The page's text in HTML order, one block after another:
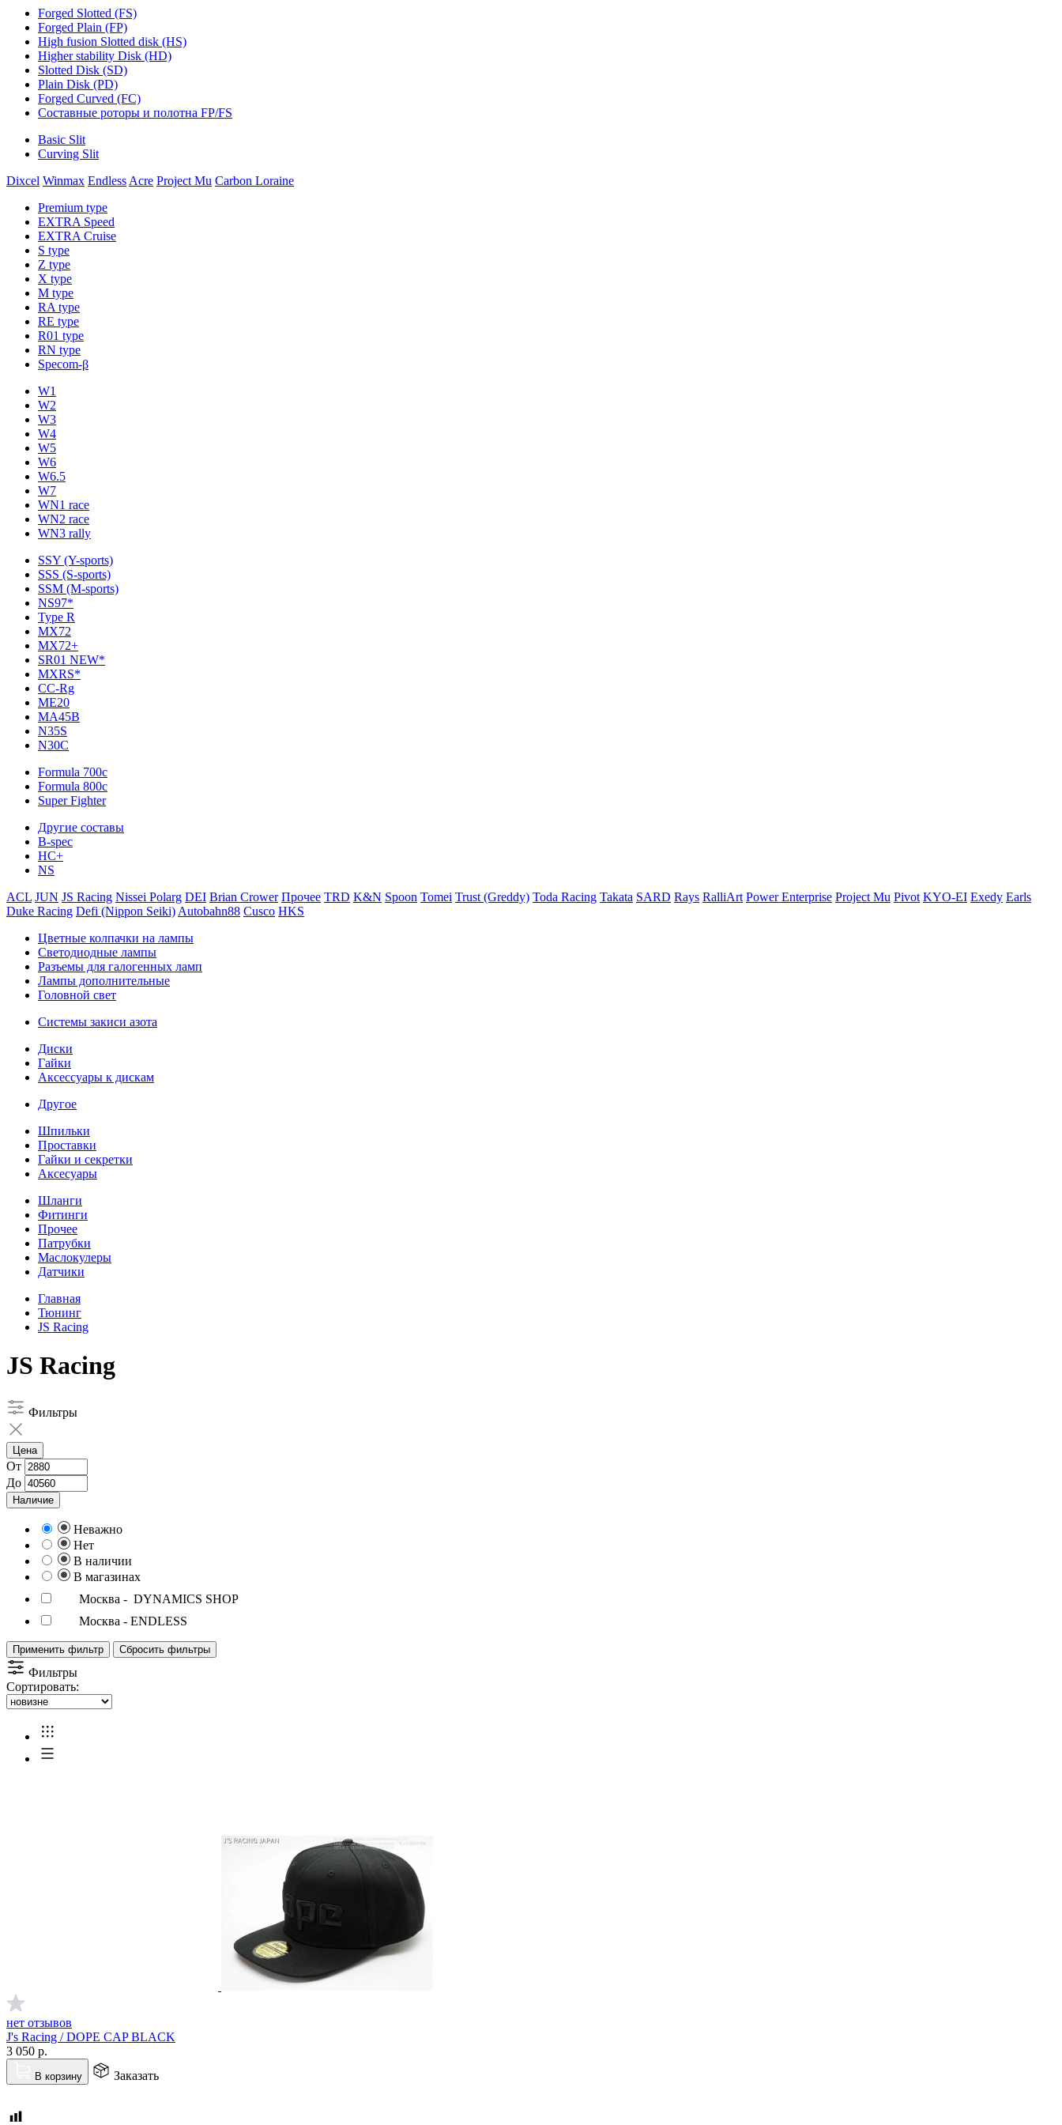
Forged Slotted (FS)
Forged Plain (FP)
High fusion Slotted disk (HS)
Higher stability Disk (HD)
Slotted Disk (SD)
Plain Disk (PD)
Forged Curved (FC)
Составные роторы и полотна FP/FS
Basic Slit
Curving Slit
Dixcel Winmax Endless Acre Project Mu Carbon Loraine
Premium type
EXTRA Speed
EXTRA Cruise
S type
Z type
X type
M type
RA type
RE type
R01 type
RN type
Specom-β
W1
W2
W3
W4
W5
W6
W6.5
W7
WN1 race
WN2 race
WN3 rally
SSY (Y-sports)
SSS (S-sports)
SSM (M-sports)
NS97*
Type R
MX72
MX72+
SR01 NEW*
MXRS*
CC-Rg
ME20
MA45B
N35S
N30C
Formula 700c
Formula 800c
Super Fighter
Другие составы
B-spec
HC+
NS
ACL JUN JS Racing Nissei Polarg DEI Brian Crower Прочее TRD K&N Spoon Tomei Trust (Greddy) Toda Racing Takata SARD Rays RalliArt Power Enterprise Project Mu Pivot KYO-EI Exedy Earls
Duke Racing Defi (Nippon Seiki) Autobahn88 Cusco HKS
Цветные колпачки на лампы
Светодиодные лампы
Разъемы для галогенных ламп
Лампы дополнительные
Головной свет
Системы закиси азота
Диски
Гайки
Аксессуары к дискам
Другое
Шпильки
Проставки
Гайки и секретки
Аксесуары
Шланги
Фитинги
Прочее
Патрубки
Маслокулеры
Датчики
Главная
Тюнинг
JS Racing
JS Racing
Фильтры
Цена
От
До
Наличие
Неважно
Нет
В наличии
В магазинах
Москва - DYNAMICS SHOP
Москва - ENDLESS
Применить фильтр Сбросить фильтры
Фильтры
Сортировать:
нет отзывов
J's Racing / DOPE CAP BLACK
3 050 р.
В корзину Заказать